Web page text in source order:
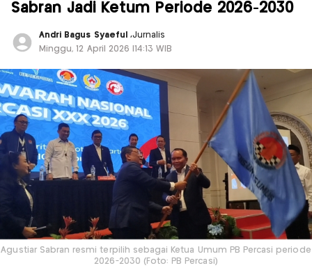
Sabran Jadi Ketum Periode 2026-2030
Andri Bagus Syaeful ,Jurnalis
Minggu, 12 April 2026 |14:13 WIB
Agustiar Sabran resmi terpilih sebagai Ketua Umum PB Percasi periode
2026-2030 (Foto: PB Percasi)